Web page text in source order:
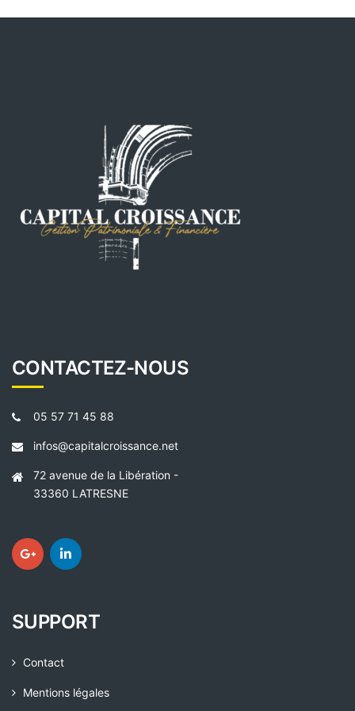
CONTACTEZ-NOUS
05 57 71 45 88
infos@capitalcroissance.net
72 avenue de la Libération -
33360 LATRESNE
SUPPORT
Contact
Mentions légales